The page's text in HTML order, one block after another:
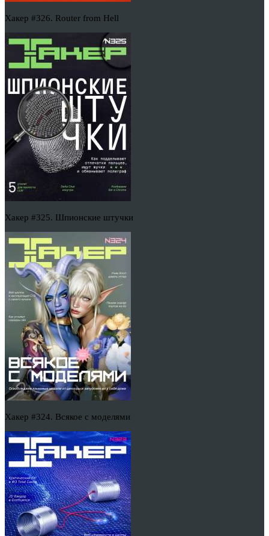
Хакер #326. Router from Hell
Хакер #325. Шпионские штучки
Хакер #324. Всякое с моделями